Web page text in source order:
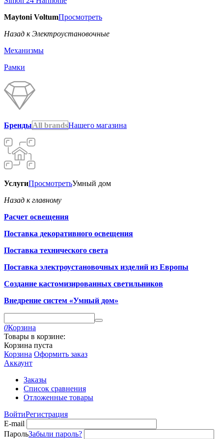
Maytoni VoltumПросмотреть
Назад к Электроустановочные
Механизмы
Рамки
БрендыAll brandsНашего магазина
УслугиПросмотретьУмный дом
Назад к главному
Расчет освещения
Поставка декоративного освещения
Поставка технического света
Поставка электроустановочных изделий из Европы
Создание кастомизированных светильников
Внедрение систем «Умный дом»
0Корзина
Товары в корзине:
Корзина пуста
Корзина Оформить заказ
Аккаунт
Заказы
Список сравнения
Отложенные товары
ВойтиРегистрация
E-mail
ПарольЗабыли пароль?